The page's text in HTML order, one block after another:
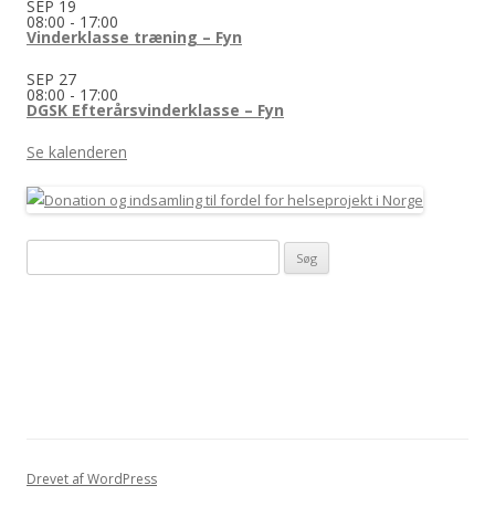
SEP 19
08:00 - 17:00
Vinderklasse træning – Fyn
SEP 27
08:00 - 17:00
DGSK Efterårsvinderklasse – Fyn
Se kalenderen
efter:
Drevet af WordPress